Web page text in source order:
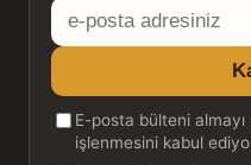
E-
posta
adresiniz
E-posta bülteni
işlenmesini kabul